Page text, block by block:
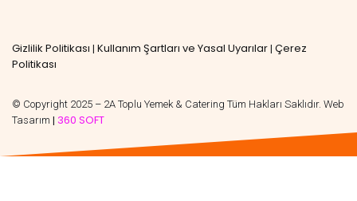
Gizlilik Politikası | Kullanım Şartları ve Yasal Uyarılar | Çerez
Politikası
© Copyright 2025 – 2A Toplu Yemek & Catering Tüm Hakları Saklıdır. Web
Tasarım | 360 SOFT